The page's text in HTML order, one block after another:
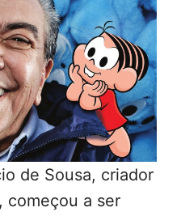
de Sousa, criador
, começou a ser